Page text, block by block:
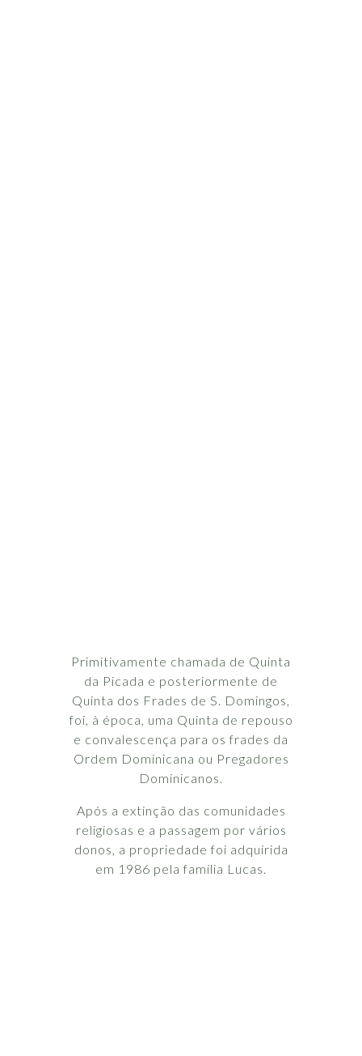
Primitivamente chamada de Quinta
da Picada e posteriormente de
Quinta dos Frades de S. Domingos,
foi, à época, uma Quinta de repouso
e convalescença para os frades da
Ordem Dominicana ou Pregadores
Dominicanos.
Após a extinção das comunidades
religiosas e a passagem por vários
donos, a propriedade foi adquirida
em 1986 pela família Lucas.